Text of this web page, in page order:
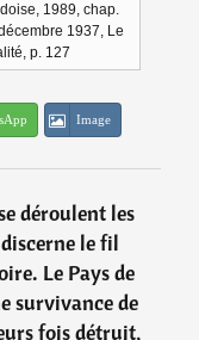
1989, chap.
1937, Le
p. 127
Image
déroulent les
le fil
Le Pays de
survivance de
fois détruit,